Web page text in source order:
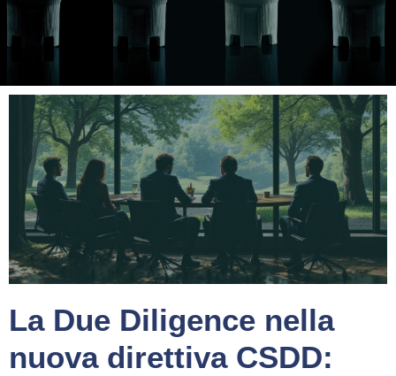
La Due Diligence nella
nuova direttiva CSDD: